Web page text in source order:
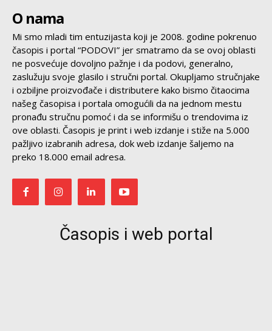
O nama
Mi smo mladi tim entuzijasta koji je 2008. godine pokrenuo
časopis i portal “PODOVI” jer smatramo da se ovoj oblasti
ne posvećuje dovoljno pažnje i da podovi, generalno,
zaslužuju svoje glasilo i stručni portal. Okupljamo stručnjake
i ozbiljne proizvođače i distributere kako bismo čitaocima
našeg časopisa i portala omogućili da na jednom mestu
pronađu stručnu pomoć i da se informišu o trendovima iz
ove oblasti. Časopis je print i web izdanje i stiže na 5.000
pažljivo izabranih adresa, dok web izdanje šaljemo na
preko 18.000 email adresa.
Časopis i web portal